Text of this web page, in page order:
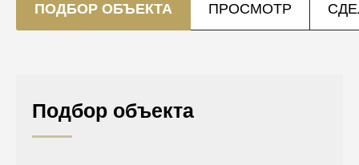
ПОДБОР ОБЪЕКТА ПРОСМОТР
Подбор объекта